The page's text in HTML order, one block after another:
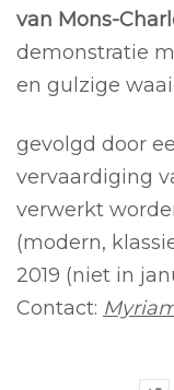
van Mons-
demonstratie
en gulzige
gevolgd door
vervaardiging
verwerkt
(modern,
2019 (niet in
Contact: